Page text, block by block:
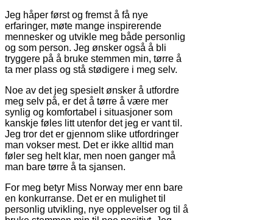
Jeg håper først og fremst å få nye
erfaringer, møte mange inspirerende
mennesker og utvikle meg både personlig
og som person. Jeg ønsker også å bli
tryggere på å bruke stemmen min, tørre å
ta mer plass og stå stødigere i meg selv.
Noe av det jeg spesielt ønsker å utfordre
meg selv på, er det å tørre å være mer
synlig og komfortabel i situasjoner som
kanskje føles litt utenfor det jeg er vant til.
Jeg tror det er gjennom slike utfordringer
man vokser mest. Det er ikke alltid man
føler seg helt klar, men noen ganger må
man bare tørre å ta sjansen.
For meg betyr Miss Norway mer enn bare
en konkurranse. Det er en mulighet til
personlig utvikling, nye opplevelser og til å